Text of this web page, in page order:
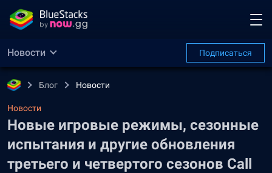
Новости Подписаться
Блог Новости
Новости
Новые игровые режимы, сезонные
испытания и другие обновления
третьего и четвертого сезонов Call